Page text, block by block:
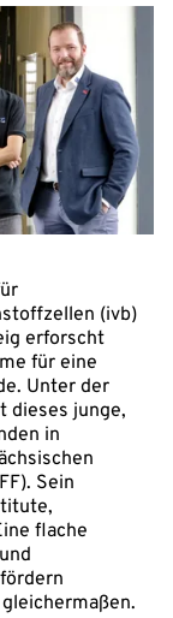
(ivb)
erforscht
für eine
Unter der
dieses junge,
in
Sein
flache